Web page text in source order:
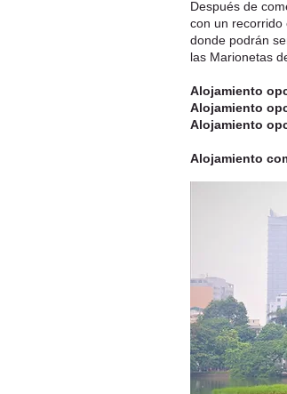
Después de
con un recorrido
donde podrán
las Marionetas
Alojamiento
Alojamiento
Alojamiento
Alojamiento